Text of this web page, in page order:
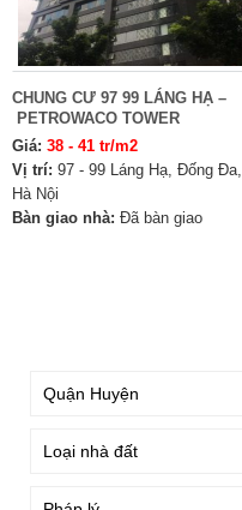
CHUNG CƯ 97 99 LÁNG HẠ –
PETROWACO TOWER
Giá: 38 - 41 tr/m2
Vị trí: 97 - 99 Láng Hạ, Đống Đa,
Hà Nội
Bàn giao nhà: Đã bàn giao